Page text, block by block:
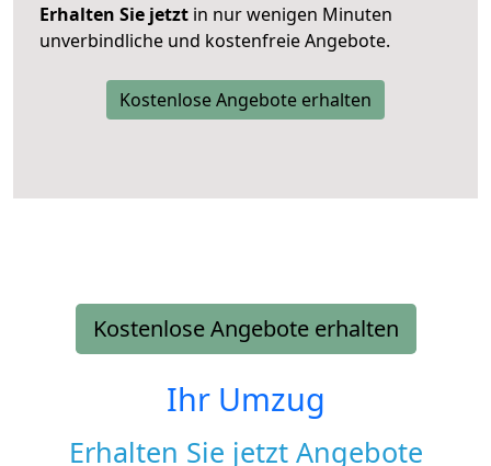
Erhalten Sie jetzt in nur wenigen Minuten
unverbindliche und kostenfreie Angebote.
Kostenlose Angebote erhalten
Kostenlose Angebote erhalten
Ihr Umzug
Erhalten Sie jetzt Angebote